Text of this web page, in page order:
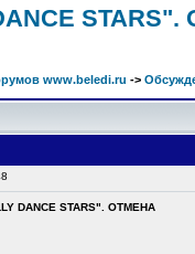
www.beledi.ru ->
DANCE STARS". ОТМЕНА